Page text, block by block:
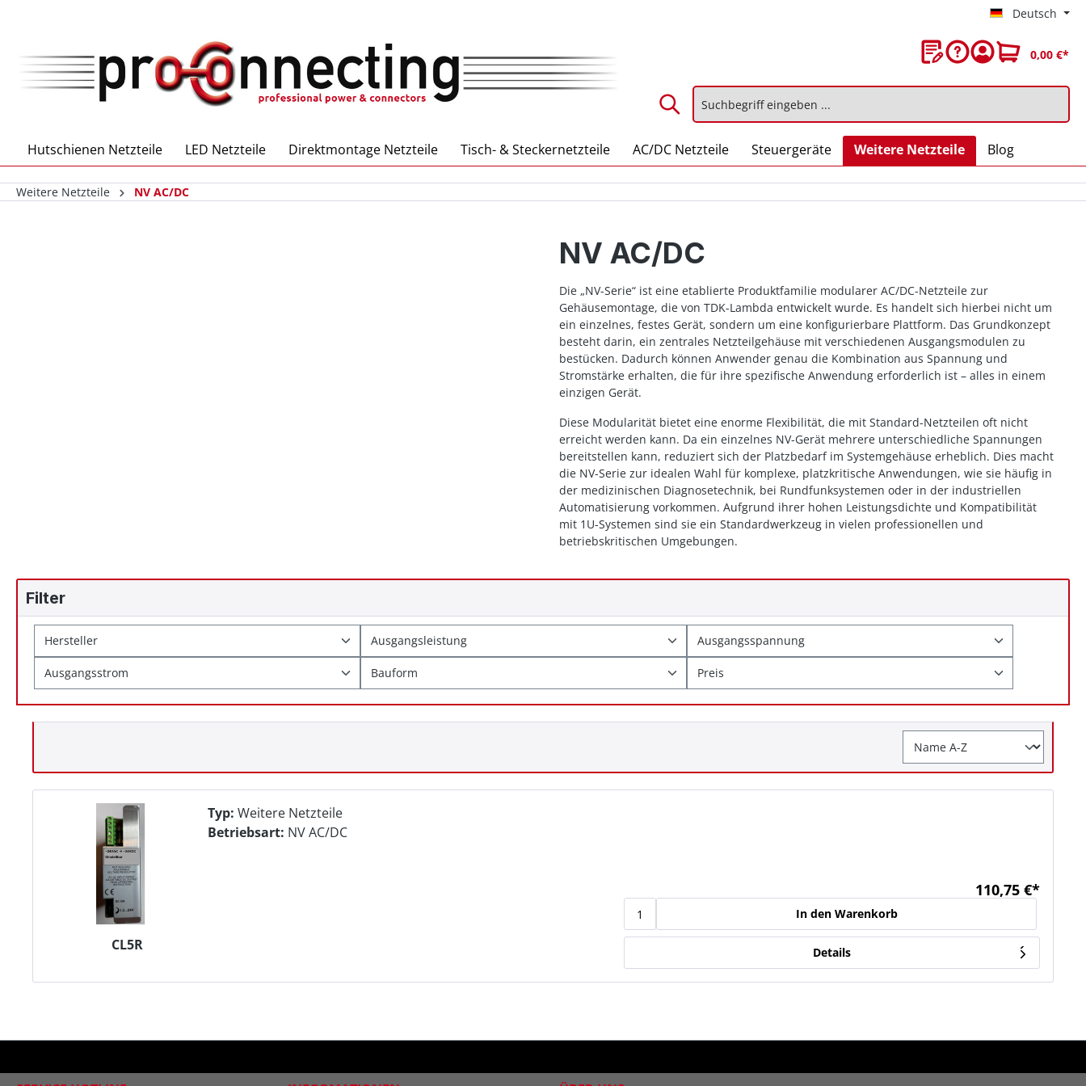
Deutsch
0,00 €*
Hutschienen Netzteile LED Netzteile Direktmontage Netzteile Tisch- & Steckernetzteile AC/DC Netzteile Steuergeräte Weitere Netzteile Blog
Weitere Netzteile NV AC/DC
NV AC/DC
Die „NV-Serie“ ist eine etablierte Produktfamilie modularer AC/DC-Netzteile zur
Gehäusemontage, die von TDK-Lambda entwickelt wurde. Es handelt sich hierbei nicht um
ein einzelnes, festes Gerät, sondern um eine konfigurierbare Plattform. Das Grundkonzept
besteht darin, ein zentrales Netzteilgehäuse mit verschiedenen Ausgangsmodulen zu
bestücken. Dadurch können Anwender genau die Kombination aus Spannung und
Stromstärke erhalten, die für ihre spezifische Anwendung erforderlich ist – alles in einem
einzigen Gerät.
Diese Modularität bietet eine enorme Flexibilität, die mit Standard-Netzteilen oft nicht
erreicht werden kann. Da ein einzelnes NV-Gerät mehrere unterschiedliche Spannungen
bereitstellen kann, reduziert sich der Platzbedarf im Systemgehäuse erheblich. Dies macht
die NV-Serie zur idealen Wahl für komplexe, platzkritische Anwendungen, wie sie häufig in
der medizinischen Diagnosetechnik, bei Rundfunksystemen oder in der industriellen
Automatisierung vorkommen. Aufgrund ihrer hohen Leistungsdichte und Kompatibilität
mit 1U-Systemen sind sie ein Standardwerkzeug in vielen professionellen und
betriebskritischen Umgebungen.
Filter
Hersteller Ausgangsleistung Ausgangsspannung
Ausgangsstrom Bauform Preis
CL5R
Typ: Weitere Netzteile
Betriebsart: NV AC/DC
110,75 €*
In den Warenkorb
Details